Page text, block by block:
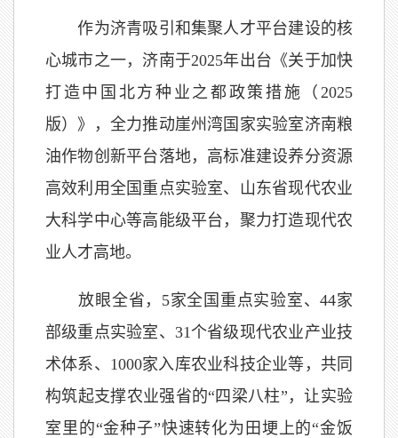
作为济青吸引和集聚人才平台建设的核
心城市之一，济南于2025年出台《关于加快
打造中国北方种业之都政策措施（2025
版）》，全力推动崖州湾国家实验室济南粮
油作物创新平台落地，高标准建设养分资源
高效利用全国重点实验室、山东省现代农业
大科学中心等高能级平台，聚力打造现代农
业人才高地。
放眼全省，5家全国重点实验室、44家
部级重点实验室、31个省级现代农业产业技
术体系、1000家入库农业科技企业等，共同
构筑起支撑农业强省的“四梁八柱”，让实验
室里的“金种子”快速转化为田埂上的“金饭